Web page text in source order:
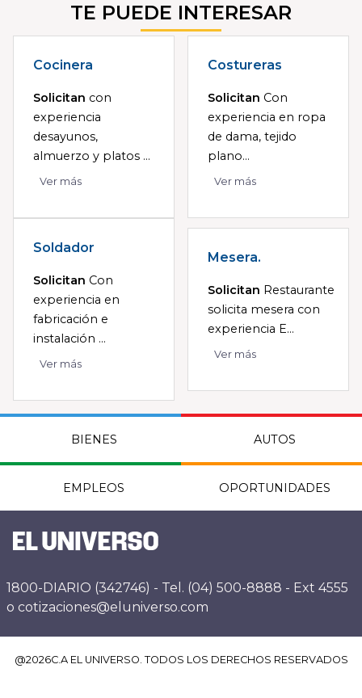
TE PUEDE INTERESAR
Cocinera
Solicitan con
experiencia
desayunos,
almuerzo y platos ...
Ver más
Costureras
Solicitan Con
experiencia en ropa
de dama, tejido
plano...
Ver más
Soldador
Solicitan Con
experiencia en
fabricación e
instalación ...
Ver más
Mesera.
Solicitan Restaurante
solicita mesera con
experiencia E...
Ver más
BIENES AUTOS
EMPLEOS OPORTUNIDADES
1800-DIARIO (342746) - Tel. (04) 500-8888 - Ext 4555
o cotizaciones@eluniverso.com
@2026C.A EL UNIVERSO. TODOS LOS DERECHOS RESERVADOS